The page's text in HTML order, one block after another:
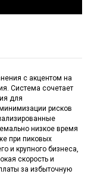
с акцентом на
Система сочетает
для
рисков
низкое время
при пиковых
и крупного бизнеса,
скорость и
за избыточную